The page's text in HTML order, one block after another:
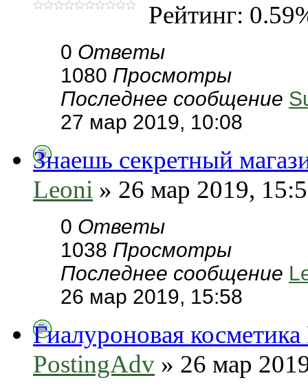
Рейтинг:
0 Ответы
1080 Просмотры
Последнее сообщение
27 мар 2019, 10:08
Знаешь секретный
Leoni » 26 мар 2019,
0 Ответы
1038 Просмотры
Последнее сообщение
26 мар 2019, 15:58
Гиалуроновая
PostingAdv » 26 мар